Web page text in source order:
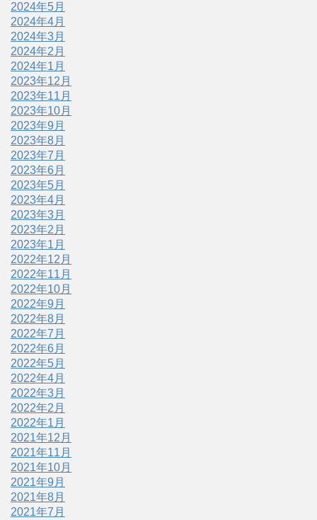
2024年5月
2024年4月
2024年3月
2024年2月
2024年1月
2023年12月
2023年11月
2023年10月
2023年9月
2023年8月
2023年7月
2023年6月
2023年5月
2023年4月
2023年3月
2023年2月
2023年1月
2022年12月
2022年11月
2022年10月
2022年9月
2022年8月
2022年7月
2022年6月
2022年5月
2022年4月
2022年3月
2022年2月
2022年1月
2021年12月
2021年11月
2021年10月
2021年9月
2021年8月
2021年7月